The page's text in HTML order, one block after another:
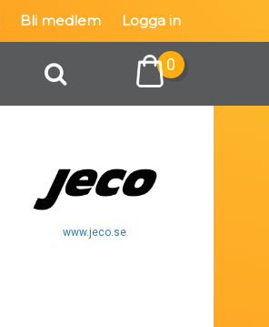
Bli medlem Logga in
0
www.jeco.se